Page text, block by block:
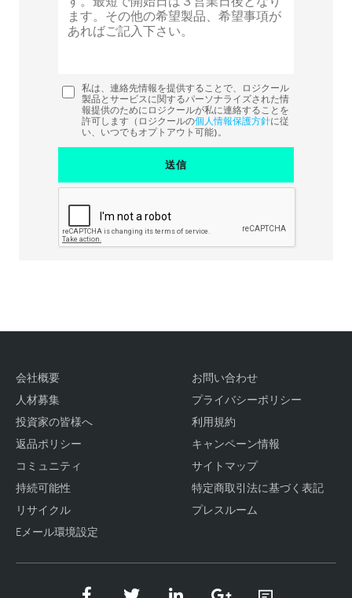
私は、連絡先情報を提供することで、ロジクール
製品とサービスに関するパーソナライズされた情
報提供のためにロジクールが私に連絡することを
許可します（ロジクールの個人情報保護方針に従
い、いつでもオプトアウト可能)。
送信
会社概要
人材募集
投資家の皆様へ
返品ポリシー
お問い合わせ
プライバシーポリシー
利用規約
キャンペーン情報
コミュニティ
持続可能性
リサイクル
Eメール環境設定
サイトマップ
特定商取引法に基づく表記
プレスルーム